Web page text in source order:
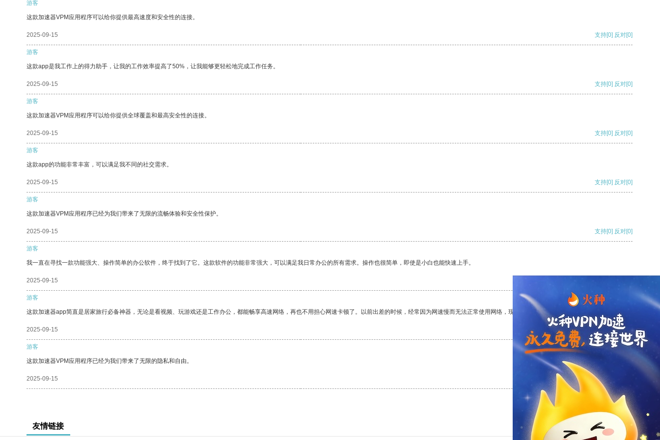
游客
这款加速器VPM应用程序可以给你提供最高速度和安全性的连接。
2025-09-15 支持[0] 反对[0]
游客
这款app是我工作上的得力助手，让我的工作效率提高了50%，让我能够更轻松地完成工作任务。
2025-09-15 支持[0] 反对[0]
游客
这款加速器VPM应用程序可以给你提供全球覆盖和最高安全性的连接。
2025-09-15 支持[0] 反对[0]
游客
这款app的功能非常丰富，可以满足我不同的社交需求。
2025-09-15 支持[0] 反对[0]
游客
这款加速器VPM应用程序已经为我们带来了无限的流畅体验和安全性保护。
2025-09-15 支持[0] 反对[0]
游客
我一直在寻找一款功能强大、操作简单的办公软件，终于找到了它。这款软件的功能非常强大，可以满足我日常办公的所有需求。操作也很简单，即使是小白也能快速上手。
2025-09-15
游客
这款加速器app简直是居家旅行必备神器，无论是看视频、玩游戏还是工作办公，都能畅享高速网络，再也不用担心网速卡顿了。以前出差的时候，经常因为网速慢而无法正常使用网络，现在有了这个app，我再也不用担心了。
2025-09-15 支持 [0] 反对 [0]
游客
这款加速器VPM应用程序已经为我们带来了无限的隐私和自由。
2025-09-15 支持
友情链接